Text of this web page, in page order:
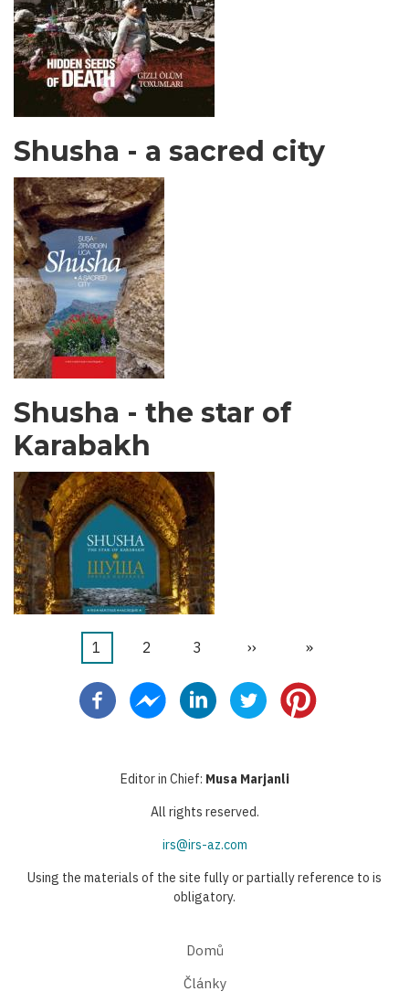
Shusha - a sacred city
Shusha - the star of
Karabakh
Pagination
Aktuální
1 Stránka
2 Stránka
3
Následující
››
Poslední
»
Editor in Chief: Musa Marjanli
All rights reserved.
irs@irs-az.com
Using the materials of the site fully or partially reference to is
obligatory.
Domů
Články